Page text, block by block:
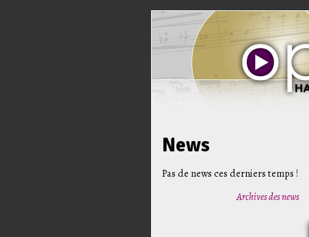
News
Pas de news ces derniers temps !
Archives des news